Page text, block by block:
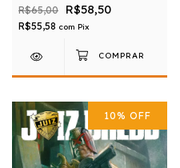
R$65,00 R$58,50
R$55,58 com Pix
10% OFF